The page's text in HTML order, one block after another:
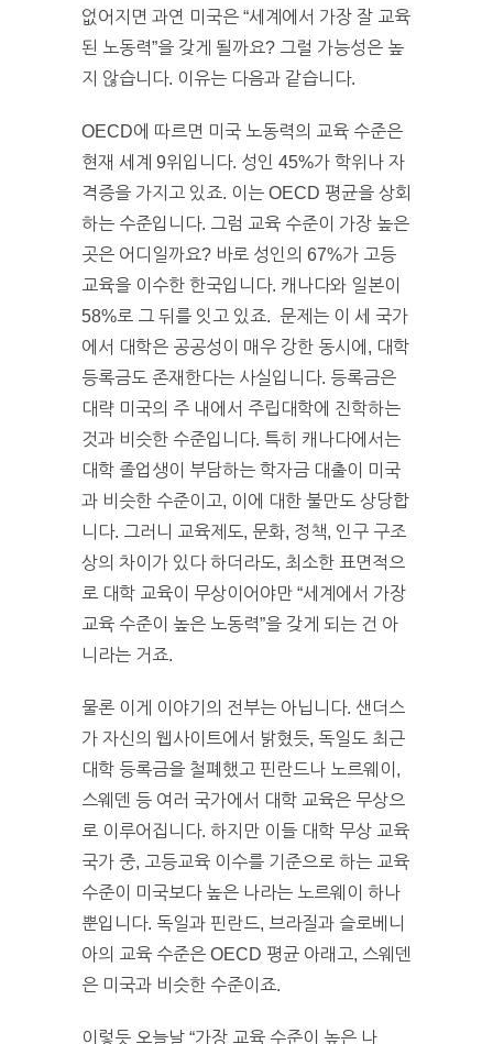
없어지면 과연 미국은 “세계에서 가장 잘 교육
된 노동력”을 갖게 될까요? 그럴 가능성은 높
지 않습니다. 이유는 다음과 같습니다.
OECD에 따르면 미국 노동력의 교육 수준은
현재 세계 9위입니다. 성인 45%가 학위나 자
격증을 가지고 있죠. 이는 OECD 평균을 상회
하는 수준입니다. 그럼 교육 수준이 가장 높은
곳은 어디일까요? 바로 성인의 67%가 고등
교육을 이수한 한국입니다. 캐나다와 일본이
58%로 그 뒤를 잇고 있죠. 문제는 이 세 국가
에서 대학은 공공성이 매우 강한 동시에, 대학
등록금도 존재한다는 사실입니다. 등록금은
대략 미국의 주 내에서 주립대학에 진학하는
것과 비슷한 수준입니다. 특히 캐나다에서는
대학 졸업생이 부담하는 학자금 대출이 미국
과 비슷한 수준이고, 이에 대한 불만도 상당합
니다. 그러니 교육제도, 문화, 정책, 인구 구조
상의 차이가 있다 하더라도, 최소한 표면적으
로 대학 교육이 무상이어야만 “세계에서 가장
교육 수준이 높은 노동력”을 갖게 되는 건 아
니라는 거죠.
물론 이게 이야기의 전부는 아닙니다. 샌더스
가 자신의 웹사이트에서 밝혔듯, 독일도 최근
대학 등록금을 철폐했고 핀란드나 노르웨이,
스웨덴 등 여러 국가에서 대학 교육은 무상으
로 이루어집니다. 하지만 이들 대학 무상 교육
국가 중, 고등교육 이수를 기준으로 하는 교육
수준이 미국보다 높은 나라는 노르웨이 하나
뿐입니다. 독일과 핀란드, 브라질과 슬로베니
아의 교육 수준은 OECD 평균 아래고, 스웨덴
은 미국과 비슷한 수준이죠.
이렇듯 오늘날 “가장 교육 수준이 높은 나